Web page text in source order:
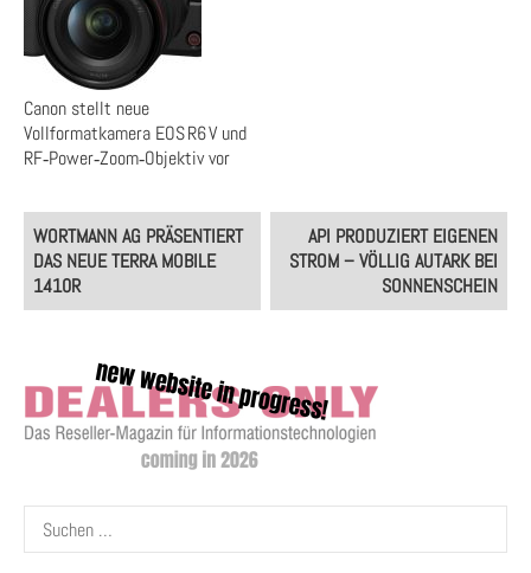
Canon stellt neue
Vollformatkamera EOS R6 V und
RF‑Power‑Zoom‑Objektiv vor
Post
navigation
WORTMANN AG PRÄSENTIERT
DAS NEUE TERRA MOBILE
1410R
API PRODUZIERT EIGENEN
STROM – VÖLLIG AUTARK BEI
SONNENSCHEIN
Suchen
nach: